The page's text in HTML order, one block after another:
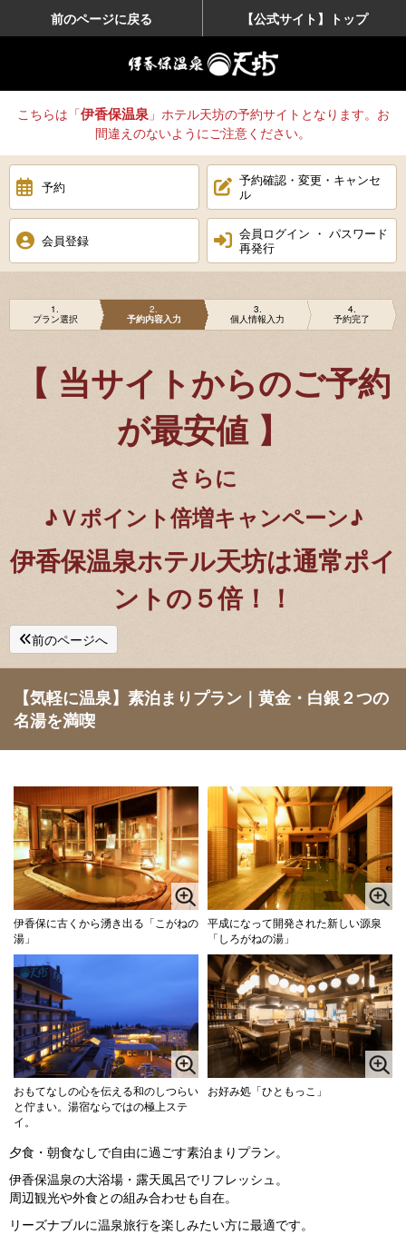
前のページに戻る 【公式サイト】トップ
こちらは「伊香保温泉」ホテル天坊の予約サイトとなります。お
間違えのないようにご注意ください。
予約
予約確認・変更・キャンセ
ル
会員登録
会員ログイン ・ パスワード
再発行
1
プラン選択
2
予約内容入力
3
個人情報入力
4
予約完了
【 当サイトからのご予約
が最安値 】
さらに
♪Ｖポイント倍増キャンペーン♪
伊香保温泉ホテル天坊は通常ポイ
ントの５倍！！
前のページへ
【気軽に温泉】素泊まりプラン｜黄金・白銀２つの
名湯を満喫
伊香保に古くから湧き出る「こがねの
湯」
平成になって開発された新しい源泉
「しろがねの湯」
おもてなしの心を伝える和のしつらい
と佇まい。湯宿ならではの極上ステ
イ。
お好み処「ひともっこ」
夕食・朝食なしで自由に過ごす素泊まりプラン。
伊香保温泉の大浴場・露天風呂でリフレッシュ。
周辺観光や外食との組み合わせも自在。
リーズナブルに温泉旅行を楽しみたい方に最適です。